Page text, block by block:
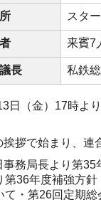
スタ
来賓7
長 私鉄
日（金） 17時よ
挨拶で始まり、連
事務局長より第35
第36年度補強方針
て・第26回定期